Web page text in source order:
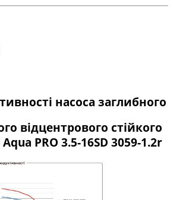
насоса заглибного
відцентрового стійкого
PRO 3.5-16SD 3059-1.2r